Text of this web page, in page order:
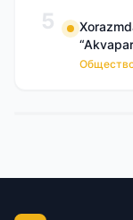
5
sotilgani